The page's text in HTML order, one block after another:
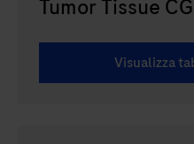
Tumor Tissue
Visualizza